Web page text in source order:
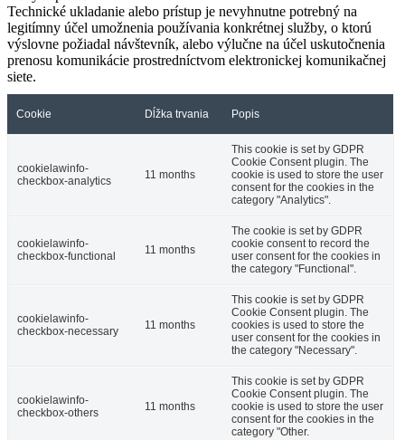
Technické ukladanie alebo prístup je nevyhnutne potrebný na
legitímny účel umožnenia používania konkrétnej služby, o ktorú
výslovne požiadal návštevník, alebo výlučne na účel uskutočnenia
prenosu komunikácie prostredníctvom elektronickej komunikačnej
siete.
Cookie Dĺžka trvania Popis
cookielawinfo-
checkbox-analytics
11 months
This cookie is set by GDPR
Cookie Consent plugin. The
cookie is used to store the user
consent for the cookies in the
category "Analytics".
cookielawinfo-
checkbox-functional
11 months
The cookie is set by GDPR
cookie consent to record the
user consent for the cookies in
the category "Functional".
cookielawinfo-
checkbox-necessary
11 months
This cookie is set by GDPR
Cookie Consent plugin. The
cookies is used to store the
user consent for the cookies in
the category "Necessary".
cookielawinfo-
checkbox-others
11 months
This cookie is set by GDPR
Cookie Consent plugin. The
cookie is used to store the user
consent for the cookies in the
category "Other.